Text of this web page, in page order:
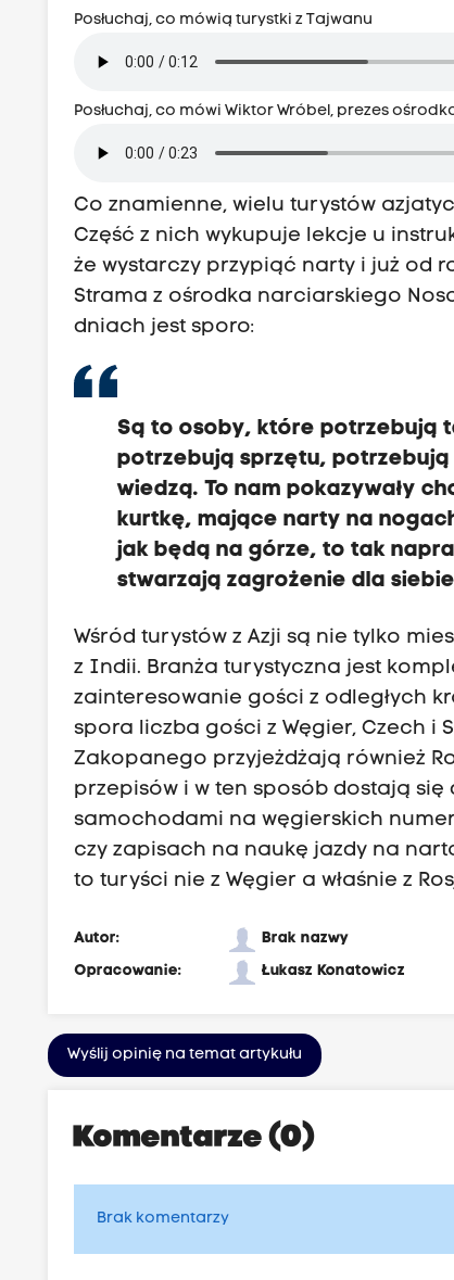
Posłuchaj, co mówią turystki z Tajwanu
Posłuchaj, co mówi Wiktor Wróbel, prezes
Co znamienne, wielu turystów
Część z nich wykupuje lekcje u
że wystarczy przypiąć narty i już od
Strama z ośrodka narciarskiego
dniach jest sporo:
Są to osoby, które potrzebują
potrzebują sprzętu,
wiedzą. To nam pokazywały
kurtkę, mające narty na
jak będą na górze, to tak
stwarzają zagrożenie dla
Wśród turystów z Azji są nie tylko
z Indii. Branża turystyczna jest
zainteresowanie gości z odległych
spora liczba gości z Węgier, Czech i
Zakopanego przyjeżdżają również
przepisów i w ten sposób dostają się
samochodami na węgierskich
czy zapisach na naukę jazdy na
to turyści nie z Węgier a właśnie z
Autor:
Brak nazwy
Opracowanie:
Łukasz Konatowicz
Wyślij opinię na temat artykułu
Komentarze (0)
Brak komentarzy